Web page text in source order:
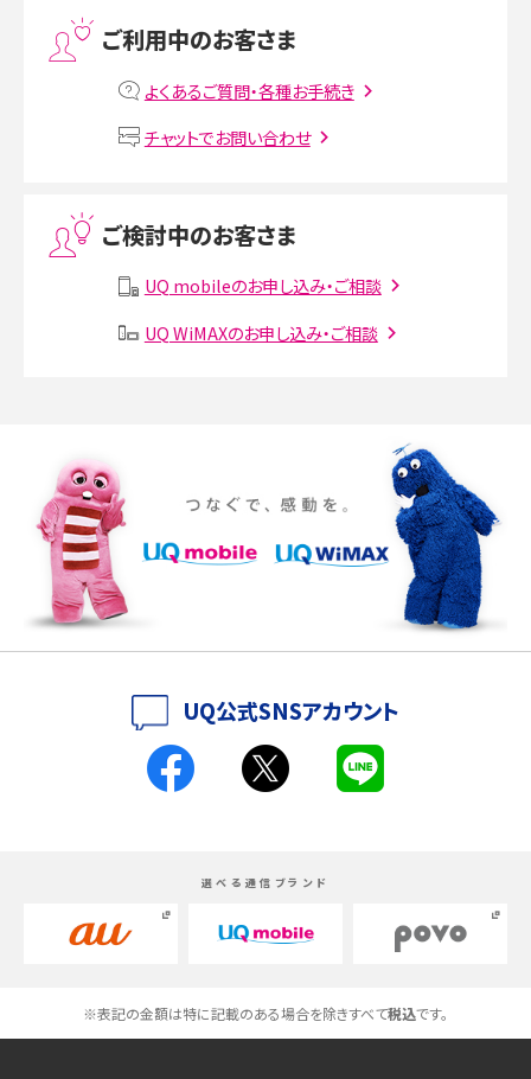
プリペイドSIMとは？種類やメリット・デメリット、利用までの流れを解説
VPN接続とは？仕組みや必要性、メリット・デメリット、接続方法を解説
Instagram（インスタグラム）でスクショするとバレる？バレるケースや撮り方も解
SMSとは？料金やできること、注意点や届かない時の対処法を解説
iPhone 16eとiPhone SE（第3世代）の違いは？サイズやスペックを比較して解説
iPhone 16eとiPhone 14を徹底比較！スペック・機能の違いをわかりやすく紹介
iPhone 16シリーズのモデルを比較！価格・サイズ・カメラ性能の違いを徹底解説
iPhone 16とiPhone 15の違いは？カメラ・スペック・機能を徹底比較
スマホが高い理由は？購入費用を抑える方法や端末を選ぶ時の注意点を解説！
高校生にスマホ制限は必要？所持率やメリット・デメリットを詳しく紹介
スマホのネット通信速度が遅い原因は？すぐできる対処法や見直すポイントを解
ご利用中のお客さま
よくあるご質問・各種お手続き
チャットでお問い合わせ
ご検討中のお客さま
UQ mobileのお申し込み・ご相談
UQ WiMAXのお申し込み・ご相談
UQ公式SNSアカウント
選べる通信ブランド
※表記の金額は特に記載のある場合を除きすべて税込です。